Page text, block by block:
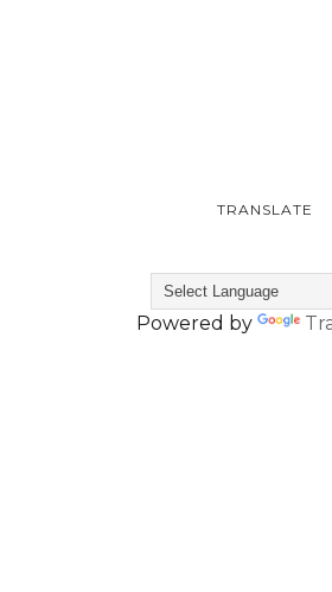
TRANSLATE
Powered by